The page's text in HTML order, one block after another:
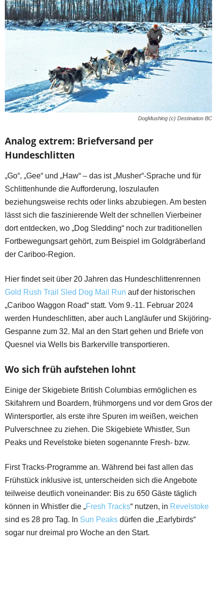
DogMushing (c) Destination BC
Analog extrem: Briefversand per
Hundeschlitten
„Go“, „Gee“ und „Haw“ – das ist „Musher“-Sprache und für
Schlittenhunde die Aufforderung, loszulaufen
beziehungsweise rechts oder links abzubiegen. Am besten
lässt sich die faszinierende Welt der schnellen Vierbeiner
dort entdecken, wo „Dog Sledding“ noch zur traditionellen
Fortbewegungsart gehört, zum Beispiel im Goldgräberland
der Cariboo-Region.
Hier findet seit über 20 Jahren das Hundeschlittenrennen
Gold Rush Trail Sled Dog Mail Run auf der historischen
„Cariboo Waggon Road“ statt. Vom 9.-11. Februar 2024
werden Hundeschlitten, aber auch Langläufer und Skijöring-
Gespanne zum 32. Mal an den Start gehen und Briefe von
Quesnel via Wells bis Barkerville transportieren.
Wo sich früh aufstehen lohnt
Einige der Skigebiete British Columbias ermöglichen es
Skifahrern und Boardern, frühmorgens und vor dem Gros der
Wintersportler, als erste ihre Spuren im weißen, weichen
Pulverschnee zu ziehen. Die Skigebiete Whistler, Sun
Peaks und Revelstoke bieten sogenannte Fresh- bzw.
First Tracks-Programme an. Während bei fast allen das
Frühstück inklusive ist, unterscheiden sich die Angebote
teilweise deutlich voneinander: Bis zu 650 Gäste täglich
können in Whistler die „Fresh Tracks“ nutzen, in Revelstoke
sind es 28 pro Tag. In Sun Peaks dürfen die „Earlybirds“
sogar nur dreimal pro Woche an den Start.